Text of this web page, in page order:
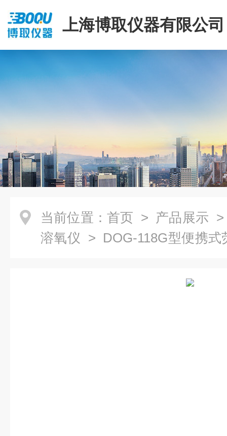
上海博取仪器有限公司
当前位置： 首页 > 产品展示
溶氧仪 > DOG-118G型便携